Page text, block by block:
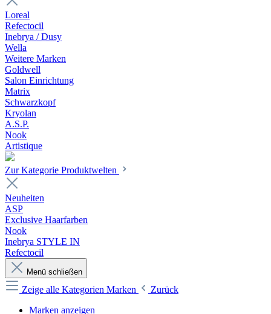
Loreal
Refectocil
Inebrya / Dusy
Wella
Weitere Marken
Goldwell
Salon Einrichtung
Matrix
Schwarzkopf
Kryolan
A.S.P.
Nook
Artistique
Zur Kategorie Produktwelten
Neuheiten
ASP
Exclusive Haarfarben
Nook
Inebrya STYLE IN
Refectocil
Menü schließen
Zeige alle Kategorien Marken
Zurück
Marken anzeigen